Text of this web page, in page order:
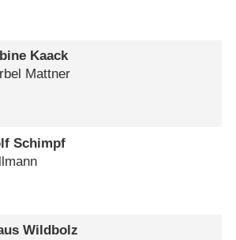
Kaack
Mattner
Schimpf
Wildbolz